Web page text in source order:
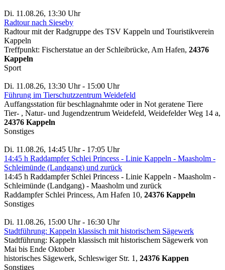
Di. 11.08.26, 13:30 Uhr
Radtour nach Sieseby
Radtour mit der Radgruppe des TSV Kappeln und Touristikverein
Kappeln
Treffpunkt: Fischerstatue an der Schleibrücke, Am Hafen, 24376
Kappeln
Sport
Di. 11.08.26, 13:30 Uhr - 15:00 Uhr
Führung im Tierschutzzentrum Weidefeld
Auffangsstation für beschlagnahmte oder in Not geratene Tiere
Tier- , Natur- und Jugendzentrum Weidefeld, Weidefelder Weg 14 a,
24376 Kappeln
Sonstiges
Di. 11.08.26, 14:45 Uhr - 17:05 Uhr
14:45 h Raddampfer Schlei Princess - Linie Kappeln - Maasholm -
Schleimünde (Landgang) und zurück
14:45 h Raddampfer Schlei Princess - Linie Kappeln - Maasholm -
Schleimünde (Landgang) - Maasholm und zurück
Raddampfer Schlei Princess, Am Hafen 10, 24376 Kappeln
Sonstiges
Di. 11.08.26, 15:00 Uhr - 16:30 Uhr
Stadtführung: Kappeln klassisch mit historischem Sägewerk
Stadtführung: Kappeln klassisch mit historischem Sägewerk von
Mai bis Ende Oktober
historisches Sägewerk, Schleswiger Str. 1, 24376 Kappen
Sonstiges